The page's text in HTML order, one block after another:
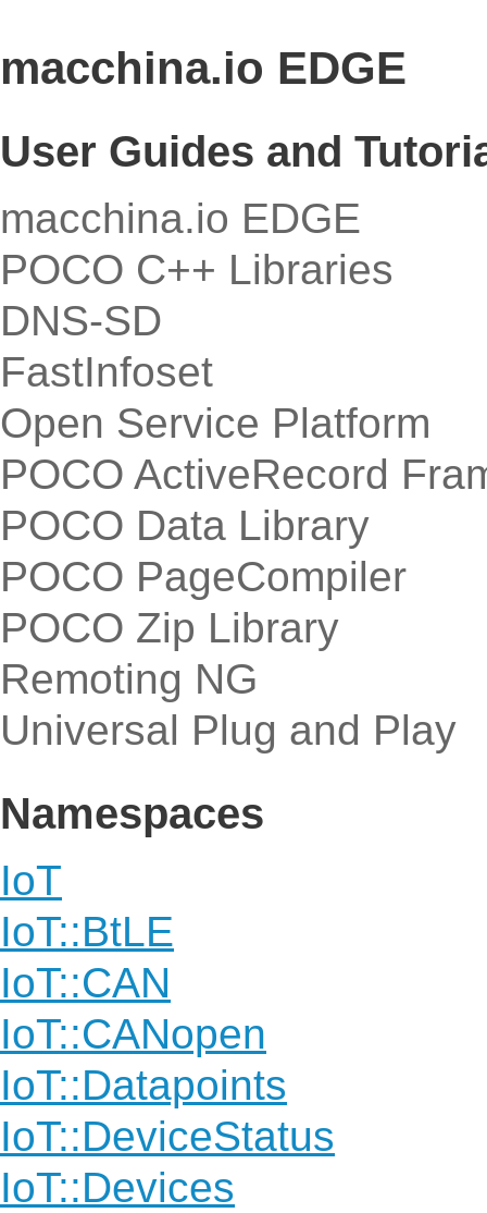
macchina.io EDGE
User Guides and
macchina.io EDGE
POCO C++ Libraries
DNS-SD
FastInfoset
Open Service Platform
POCO ActiveRecord
POCO Data Library
POCO PageCompiler
POCO Zip Library
Remoting NG
Universal Plug and Play
Namespaces
IoT
IoT::BtLE
IoT::CAN
IoT::CANopen
IoT::Datapoints
IoT::DeviceStatus
IoT::Devices